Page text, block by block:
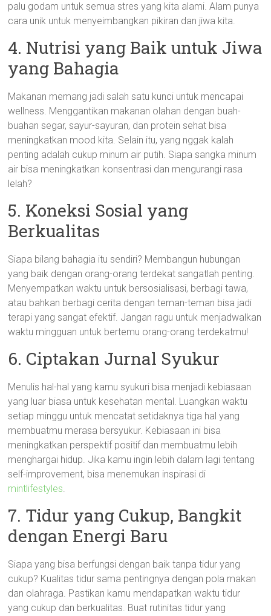
palu godam untuk semua stres yang kita alami. Alam punya
cara unik untuk menyeimbangkan pikiran dan jiwa kita.
4. Nutrisi yang Baik untuk Jiwa
yang Bahagia
Makanan memang jadi salah satu kunci untuk mencapai
wellness. Menggantikan makanan olahan dengan buah-
buahan segar, sayur-sayuran, dan protein sehat bisa
meningkatkan mood kita. Selain itu, yang nggak kalah
penting adalah cukup minum air putih. Siapa sangka minum
air bisa meningkatkan konsentrasi dan mengurangi rasa
lelah?
5. Koneksi Sosial yang
Berkualitas
Siapa bilang bahagia itu sendiri? Membangun hubungan
yang baik dengan orang-orang terdekat sangatlah penting.
Menyempatkan waktu untuk bersosialisasi, berbagi tawa,
atau bahkan berbagi cerita dengan teman-teman bisa jadi
terapi yang sangat efektif. Jangan ragu untuk menjadwalkan
waktu mingguan untuk bertemu orang-orang terdekatmu!
6. Ciptakan Jurnal Syukur
Menulis hal-hal yang kamu syukuri bisa menjadi kebiasaan
yang luar biasa untuk kesehatan mental. Luangkan waktu
setiap minggu untuk mencatat setidaknya tiga hal yang
membuatmu merasa bersyukur. Kebiasaan ini bisa
meningkatkan perspektif positif dan membuatmu lebih
menghargai hidup. Jika kamu ingin lebih dalam lagi tentang
self-improvement, bisa menemukan inspirasi di
mintlifestyles.
7. Tidur yang Cukup, Bangkit
dengan Energi Baru
Siapa yang bisa berfungsi dengan baik tanpa tidur yang
cukup? Kualitas tidur sama pentingnya dengan pola makan
dan olahraga. Pastikan kamu mendapatkan waktu tidur
yang cukup dan berkualitas. Buat rutinitas tidur yang